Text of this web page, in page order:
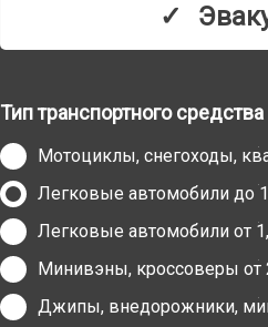
Тип транспортного средства
Мотоциклы, снегоходы,
Легковые автомобили до
Легковые автомобили от
Минивэны, кроссоверы от
Джипы, внедорожники,